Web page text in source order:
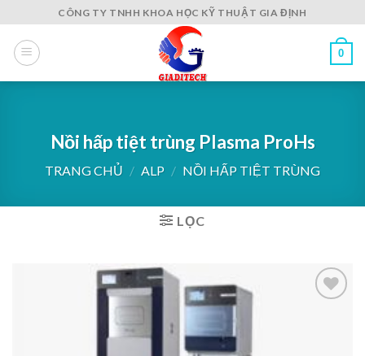
to
content
CÔNG TY TNHH KHOA HỌC KỸ THUẬT GIA ĐỊNH
0
Nồi hấp tiệt trùng Plasma ProHs
TRANG CHỦ / ALP / NỒI HẤP TIỆT TRÙNG
LỌC